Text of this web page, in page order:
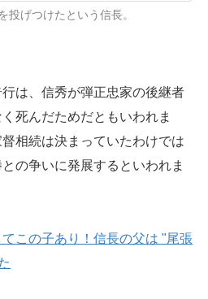
投げつけたという信長。
は、信秀が弾正忠家の後継者
死んだためだともいわれま
相続は決まっていたわけでは
の争いに発展するといわれま
てこの子あり！信長の父は "尾張